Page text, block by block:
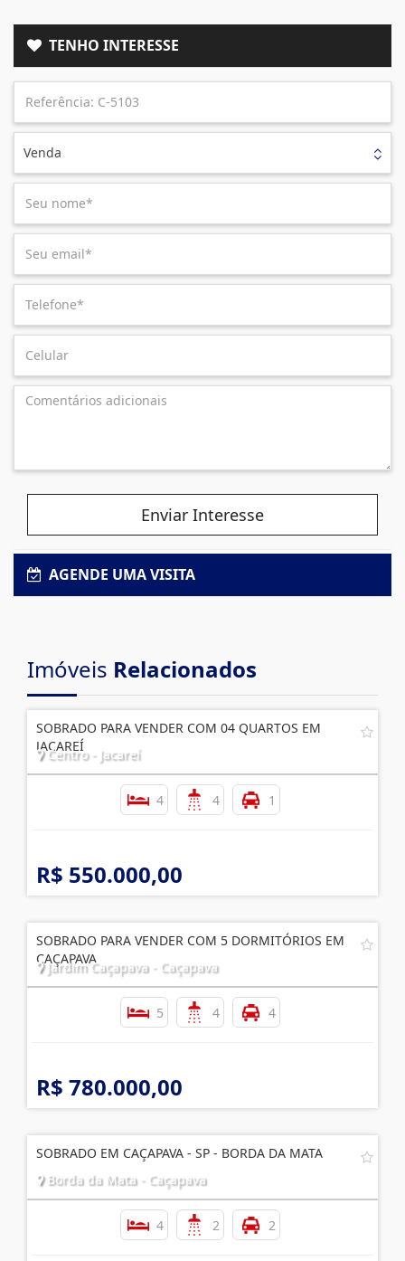
TENHO INTERESSE
Venda
Enviar Interesse
AGENDE UMA VISITA
Imóveis Relacionados
SOBRADO PARA VENDER COM 04 QUARTOS EM
JACAREÍ
Centro - Jacareí
4 4 1
R$ 550.000,00
SOBRADO PARA VENDER COM 5 DORMITÓRIOS EM
CAÇAPAVA
Jardim Caçapava - Caçapava
5 4 4
R$ 780.000,00
SOBRADO EM CAÇAPAVA - SP - BORDA DA MATA
Borda da Mata - Caçapava
4 2 2